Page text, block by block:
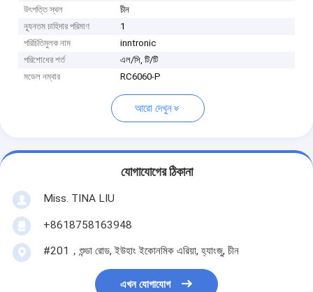
উৎপত্তি স্থল
চীন
ন্যূনতম চাহিদার পরিমাণ
1
পরিচিতিমুলক নাম
inntronic
পরিশোধের শর্ত
এল/সি, টি/টি
মডেল নম্বার
RC6060-P
আরো দেখুন
যোগাযোগের ঠিকানা
Miss. TINA LIU
+8618758163948
#201，শুন্ডা রোড, ইউহাং ইকোনমিক এরিয়া, হ্যাংজু, চীন
এখন যোগাযোগ